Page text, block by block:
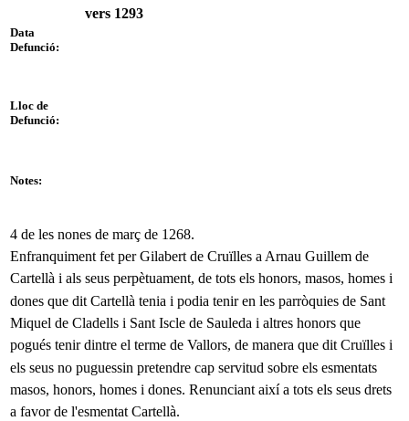
Data
Defunció:
vers 1293
Lloc de
Defunció:
Notes:
4 de les nones de març de 1268.
Enfranquiment fet per Gilabert de Cruïlles a Arnau Guillem de
Cartellà i als seus perpètuament, de tots els honors, masos, homes i
dones que dit Cartellà tenia i podia tenir en les parròquies de Sant
Miquel de Cladells i Sant Iscle de Sauleda i altres honors que
pogués tenir dintre el terme de Vallors, de manera que dit Cruïlles i
els seus no puguessin pretendre cap servitud sobre els esmentats
masos, honors, homes i dones. Renunciant així a tots els seus drets
a favor de l'esmentat Cartellà.